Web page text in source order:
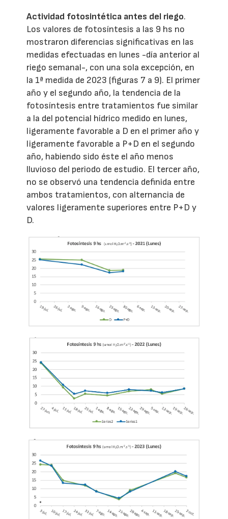
Actividad fotosintética antes del riego.
Los valores de fotosíntesis a las 9 hs no
mostraron diferencias significativas en las
medidas efectuadas en lunes -día anterior al
riego semanal-, con una sola excepción, en
la 1ª medida de 2023 (figuras 7 a 9). El primer
año y el segundo año, la tendencia de la
fotosíntesis entre tratamientos fue similar
a la del potencial hídrico medido en lunes,
ligeramente favorable a D en el primer año y
ligeramente favorable a P+D en el segundo
año, habiendo sido éste el año menos
lluvioso del periodo de estudio. El tercer año,
no se observó una tendencia definida entre
ambos tratamientos, con alternancia de
valores ligeramente superiores entre P+D y
D.